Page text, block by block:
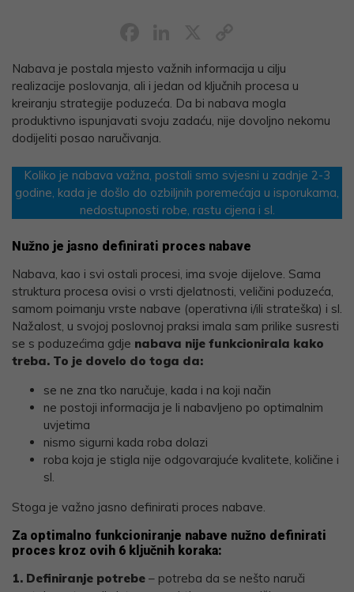
Link
Nabava je postala mjesto važnih informacija u cilju
realizacije poslovanja, ali i jedan od ključnih procesa u
kreiranju strategije poduzeća. Da bi nabava mogla
produktivno ispunjavati svoju zadaću, nije dovoljno nekomu
dodijeliti posao naručivanja.
Koliko je nabava važna, postali smo svjesni u zadnje 2-3
godine, kada je došlo do ozbiljnih poremećaja u isporukama,
nedostupnosti robe, rastu cijena i sl.
Nužno je jasno definirati proces nabave
Nabava, kao i svi ostali procesi, ima svoje dijelove. Sama
struktura procesa ovisi o vrsti djelatnosti, veličini poduzeća,
samom poimanju vrste nabave (operativna i/ili strateška) i sl.
Nažalost, u svojoj poslovnoj praksi imala sam prilike susresti
se s poduzećima gdje nabava nije funkcionirala kako
treba. To je dovelo do toga da:
se ne zna tko naručuje, kada i na koji način
ne postoji informacija je li nabavljeno po optimalnim
uvjetima
nismo sigurni kada roba dolazi
roba koja je stigla nije odgovarajuće kvalitete, količine i
sl.
Stoga je važno jasno definirati proces nabave.
Za optimalno funkcioniranje nabave nužno definirati
proces kroz ovih 6 ključnih koraka:
1. Definiranje potrebe – potreba da se nešto naruči